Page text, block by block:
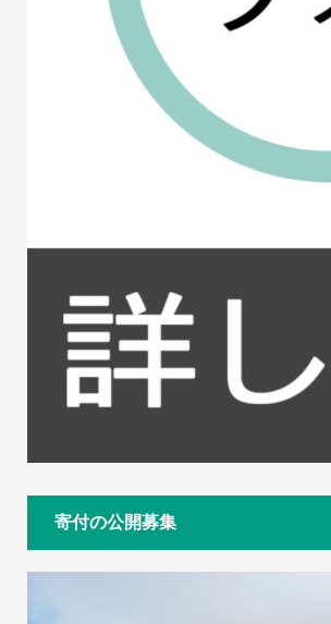
寄付の公開募集